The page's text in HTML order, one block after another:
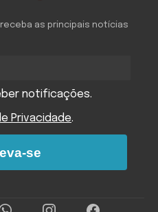
as principais notícias
notificações.
Privacidade.
se